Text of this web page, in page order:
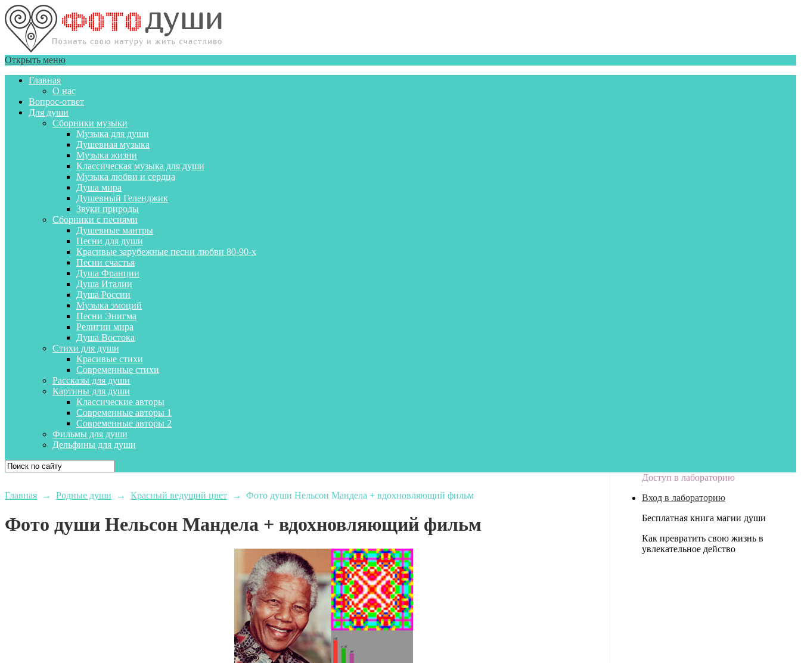
Открыть меню
Главная
О нас
Вопрос-ответ
Для души
Сборники музыки
Музыка для души
Душевная музыка
Музыка жизни
Классическая музыка для души
Музыка любви и сердца
Душа мира
Душевный Геленджик
Звуки природы
Сборники с песнями
Душевные мантры
Песни для души
Красивые зарубежные песни любви 80-90-х
Песни счастья
Душа Франции
Душа Италии
Душа России
Музыка эмоций
Песни Энигма
Религии мира
Душа Востока
Стихи для души
Красивые стихи
Современные стихи
Рассказы для души
Картины для души
Классические авторы
Современные авторы 1
Современные авторы 2
Фильмы для души
Дельфины для души
Главная → Родные души → Красный ведущий цвет → Фото души Нельсон Мандела + вдохновляющий фильм
Фото души Нельсон Мандела + вдохновляющий фильм
Доступ в лабораторию
Вход в лабораторию
Бесплатная книга магии души
Как превратить свою жизнь в
увлекательное действо